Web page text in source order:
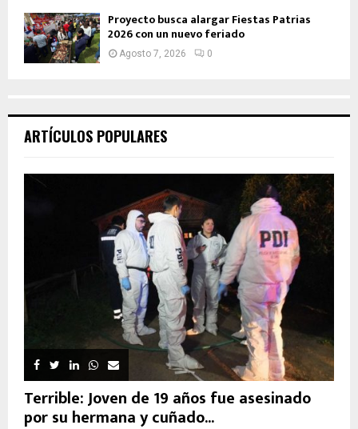
Proyecto busca alargar Fiestas Patrias
2026 con un nuevo feriado
Agosto 7, 2026 0
ARTÍCULOS POPULARES
Terrible: Joven de 19 años fue asesinado
por su hermana y cuñado...